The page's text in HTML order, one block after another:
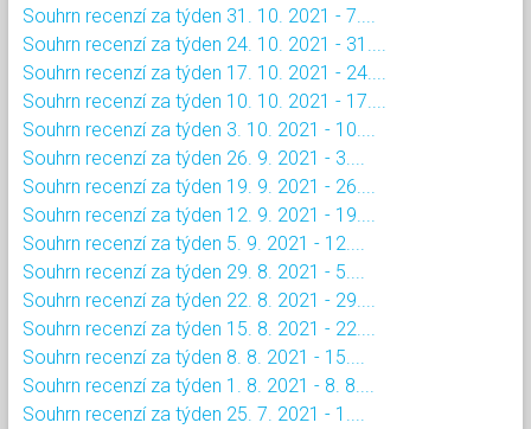
Souhrn recenzí za týden 31. 10. 2021 - 7....
Souhrn recenzí za týden 24. 10. 2021 - 31....
Souhrn recenzí za týden 17. 10. 2021 - 24....
Souhrn recenzí za týden 10. 10. 2021 - 17....
Souhrn recenzí za týden 3. 10. 2021 - 10....
Souhrn recenzí za týden 26. 9. 2021 - 3....
Souhrn recenzí za týden 19. 9. 2021 - 26....
Souhrn recenzí za týden 12. 9. 2021 - 19....
Souhrn recenzí za týden 5. 9. 2021 - 12....
Souhrn recenzí za týden 29. 8. 2021 - 5....
Souhrn recenzí za týden 22. 8. 2021 - 29....
Souhrn recenzí za týden 15. 8. 2021 - 22....
Souhrn recenzí za týden 8. 8. 2021 - 15....
Souhrn recenzí za týden 1. 8. 2021 - 8. 8....
Souhrn recenzí za týden 25. 7. 2021 - 1....